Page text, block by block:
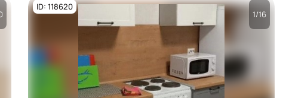
Посмотреть все
фото
ID: 118620
1/16